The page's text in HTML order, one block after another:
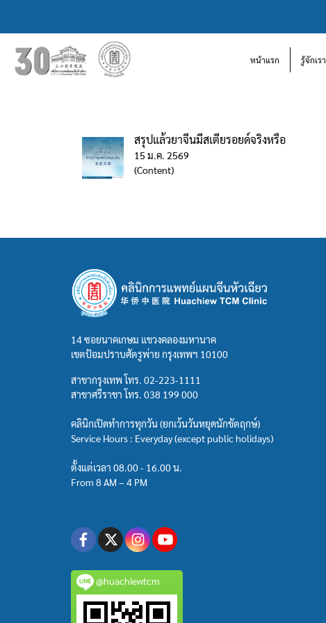
หน้าแรก รู้จักเรา
สรุปแล้วยาจีนมีสเตียรอยด์จริงหรือ
15 ม.ค. 2569
(Content)
14 ซอยนาคเกษม แขวงคลองมหานาค
เขตป้อมปราบศัตรูพ่าย กรุงเทพฯ 10100
สาขากรุงเทพ โทร. 02-223-1111
สาขาศรีราชา โทร. 038 199 000
คลินิกเปิดทำการทุกวัน (ยกเว้นวันหยุดนักขัตฤกษ์)
Service Hours : Everyday (except public holidays)
ตั้งแต่เวลา 08.00 - 16.00 น.
From 8 AM – 4 PM
@huachiewtcm